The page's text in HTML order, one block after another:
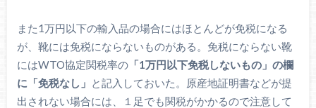
また1万円以下の輸入品の場合にはほとんどが免税になる
が、靴には免税にならないものがある。免税にならない靴
にはWTO協定関税率の「1万円以下免税しないもの」の欄
に「免税なし」 と記入しておいた。原産地証明書などが提
出されない場合には、１足でも関税がかかるので注意して